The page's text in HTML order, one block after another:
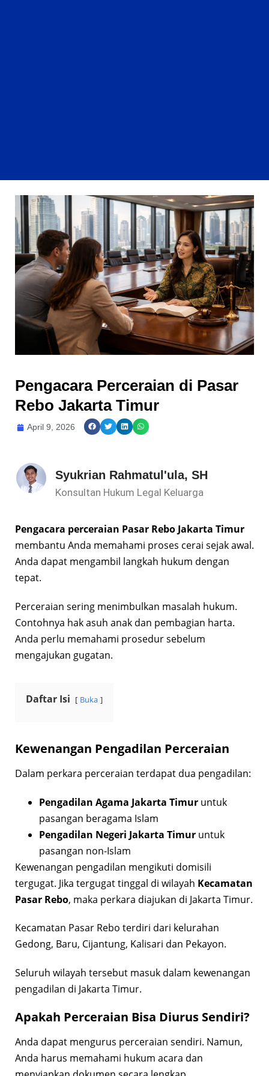
Pengacara Perceraian di Pasar
Rebo Jakarta Timur
April 9, 2026
Syukrian Rahmatul'ula, SH
Konsultan Hukum Legal Keluarga
Pengacara perceraian Pasar Rebo Jakarta Timur
membantu Anda memahami proses cerai sejak awal.
Anda dapat mengambil langkah hukum dengan
tepat.
Perceraian sering menimbulkan masalah hukum.
Contohnya hak asuh anak dan pembagian harta.
Anda perlu memahami prosedur sebelum
mengajukan gugatan.
Daftar Isi Buka
Kewenangan Pengadilan Perceraian
Dalam perkara perceraian terdapat dua pengadilan:
Pengadilan Agama Jakarta Timur untuk
pasangan beragama Islam
Pengadilan Negeri Jakarta Timur untuk
pasangan non-Islam
Kewenangan pengadilan mengikuti domisili
tergugat. Jika tergugat tinggal di wilayah Kecamatan
Pasar Rebo, maka perkara diajukan di Jakarta Timur.
Kecamatan Pasar Rebo terdiri dari kelurahan
Gedong, Baru, Cijantung, Kalisari dan Pekayon.
Seluruh wilayah tersebut masuk dalam kewenangan
pengadilan di Jakarta Timur.
Apakah Perceraian Bisa Diurus Sendiri?
Anda dapat mengurus perceraian sendiri. Namun,
Anda harus memahami hukum acara dan